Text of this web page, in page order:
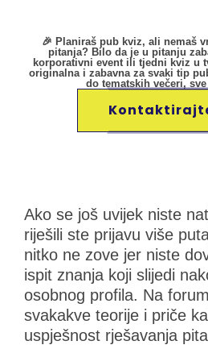
🎉 Planiraš pub kviz, ali nemaš
pitanja? Bilo da je u pitanju
korporativni event ili tjedni kviz u
originalna i zabavna za svaki tip
do tematskih večeri,
Ako se još uvijek niste
riješili ste prijavu više
nitko ne zove jer niste
ispit znanja koji slijedi
osobnog profila. Na
svakakve teorije i priče
uspješnost rješavanja